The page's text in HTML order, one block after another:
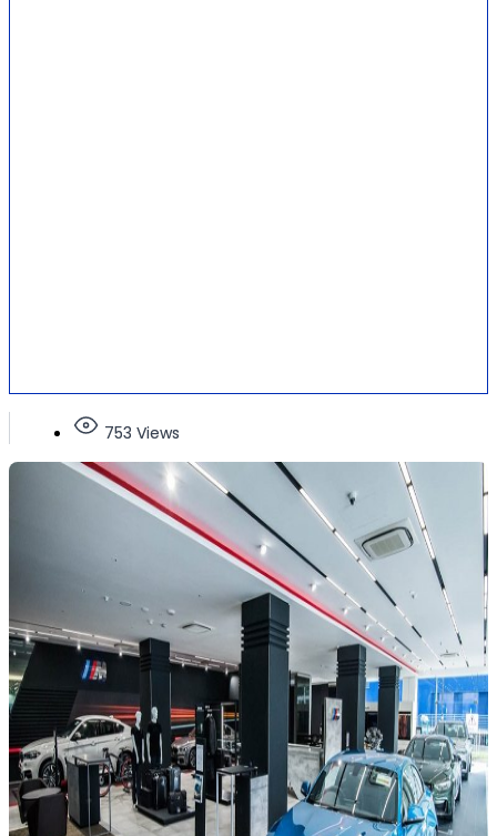
753 Views